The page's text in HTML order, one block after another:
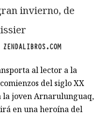
invierno, de
ZENDALIBROS.COM
al lector a la
del siglo XX
la joven Arnarulunguaq,
en una heroína del